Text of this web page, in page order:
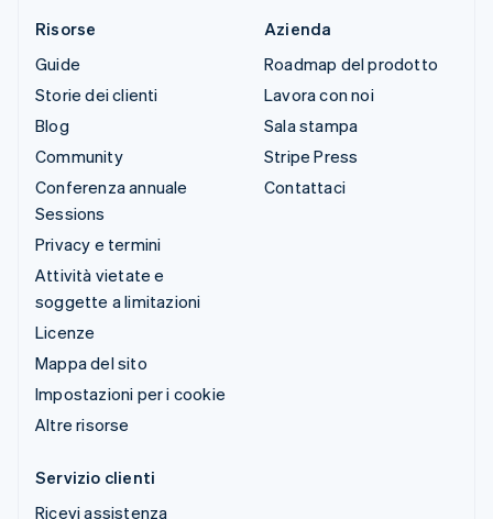
Risorse
Guide
Storie dei clienti
Blog
Community
Conferenza annuale
Sessions
Privacy e termini
Attività vietate e
soggette a limitazioni
Licenze
Mappa del sito
Impostazioni per i cookie
Altre risorse
Azienda
Roadmap del prodotto
Lavora con noi
Sala stampa
Stripe Press
Contattaci
Servizio clienti
Ricevi assistenza